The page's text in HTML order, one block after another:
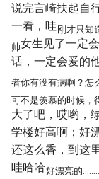
说完言崎扶起自
一看，哇 刚才只知
帅女生见了一定
话，一定会爱的
者你有没有病啊？怎
可不是羡慕的时候，
大了吧，哎哟，
学楼好高啊；好
还这么香，到这
哇哈哈好漂亮的